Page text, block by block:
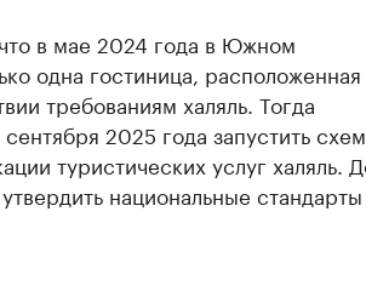
в мае 2024 года в Южном
одна гостиница, расположенная
требованиям халяль. Тогда
2025 года запустить
туристических услуг халяль.
национальные